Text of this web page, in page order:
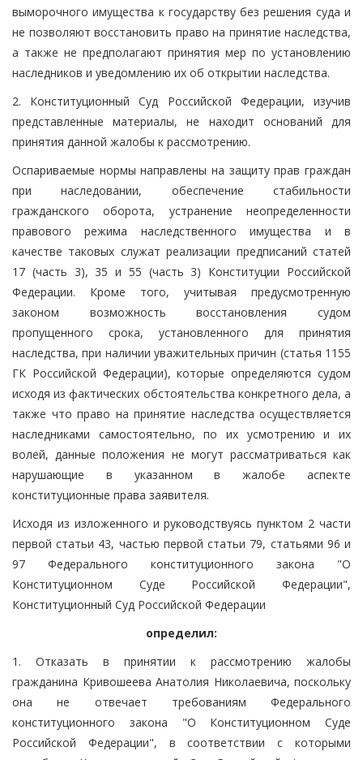
выморочного имущества к государству без решения суда и
не позволяют восстановить право на принятие наследства,
а также не предполагают принятия мер по установлению
наследников и уведомлению их об открытии наследства.
2. Конституционный Суд Российской Федерации, изучив
представленные материалы, не находит оснований для
принятия данной жалобы к рассмотрению.
Оспариваемые нормы направлены на защиту прав граждан
при наследовании, обеспечение стабильности
гражданского оборота, устранение неопределенности
правового режима наследственного имущества и в
качестве таковых служат реализации предписаний статей
17 (часть 3), 35 и 55 (часть 3) Конституции Российской
Федерации. Кроме того, учитывая предусмотренную
законом возможность восстановления судом
пропущенного срока, установленного для принятия
наследства, при наличии уважительных причин (статья 1155
ГК Российской Федерации), которые определяются судом
исходя из фактических обстоятельства конкретного дела, а
также что право на принятие наследства осуществляется
наследниками самостоятельно, по их усмотрению и их
волей, данные положения не могут рассматриваться как
нарушающие в указанном в жалобе аспекте
конституционные права заявителя.
Исходя из изложенного и руководствуясь пунктом 2 части
первой статьи 43, частью первой статьи 79, статьями 96 и
97 Федерального конституционного закона "О
Конституционном Суде Российской Федерации",
Конституционный Суд Российской Федерации
определил:
1. Отказать в принятии к рассмотрению жалобы
гражданина Кривошеева Анатолия Николаевича, поскольку
она не отвечает требованиям Федерального
конституционного закона "О Конституционном Суде
Российской Федерации", в соответствии с которыми